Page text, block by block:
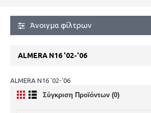
Άνοιγμα φίλτρων
ALMERA N16 '02-'06
ALMERA N16 '02-'06
Σύγκριση Προϊόντων (0)